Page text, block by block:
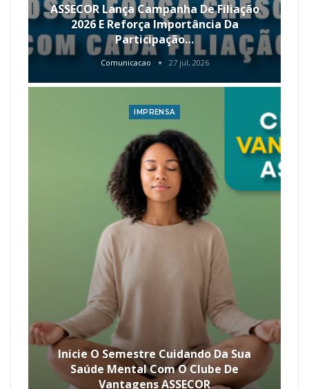
ASSECOR Lança Campanha De Filiação
2026 E Reforça Importância Da
Participação…
Comunicacao 27 jul, 2026
IMPRENSA
Inicie O Semestre Cuidando Da Sua
Saúde Mental Com O Clube De
Vantagens ASSECOR